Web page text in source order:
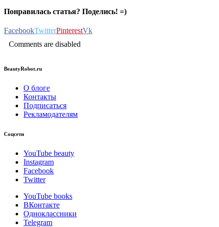
Понравилась статья? Поделись! =)
FacebookTwitterPinterestVk
Comments are disabled
BeautyRobot.ru
О блоге
Контакты
Подписаться
Рекламодателям
Соцсети
YouTube beauty
Instagram
Facebook
Twitter
YouTube books
ВКонтакте
Одноклассники
Telegram